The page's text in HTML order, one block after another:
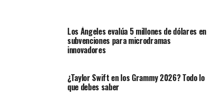
Los Ángeles evalúa 5 millones de dólares en
subvenciones para microdramas
innovadores
¿Taylor Swift en los Grammy 2026? Todo lo
que debes saber